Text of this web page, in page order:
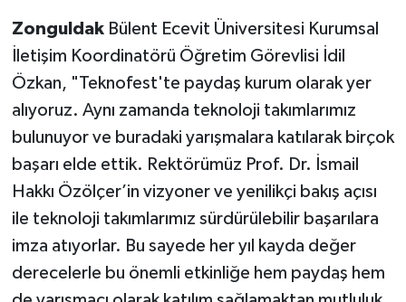
ZonguldakBülent Ecevit Üniversitesi Kurumsal
İletişim Koordinatörü Öğretim Görevlisi İdil
Özkan, "Teknofest'te paydaş kurum olarak yer
alıyoruz. Aynı zamanda teknoloji takımlarımız
bulunuyor ve buradaki yarışmalara katılarak birçok
başarı elde ettik. Rektörümüz Prof. Dr. İsmail
Hakkı Özölçer’in vizyoner ve yenilikçi bakış açısı
ile teknoloji takımlarımız sürdürülebilir başarılara
imza atıyorlar. Bu sayede her yıl kayda değer
derecelerle bu önemli etkinliğe hem paydaş hem